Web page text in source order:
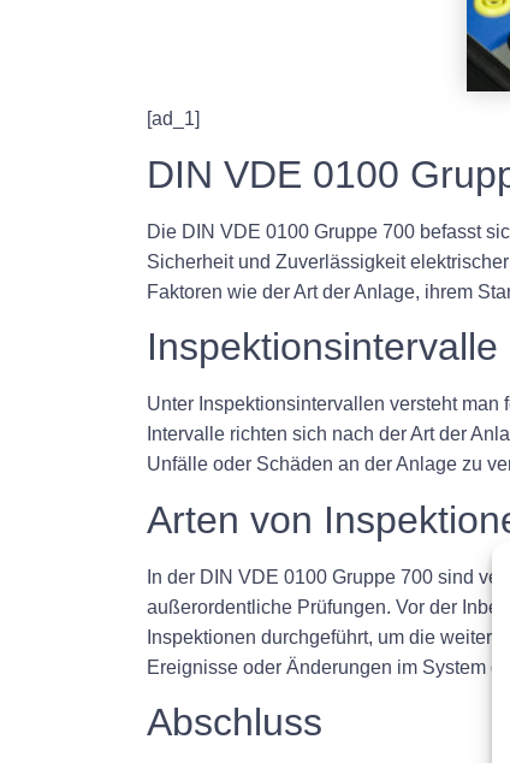
[ad_1]
DIN VDE 0100
Die DIN VDE 0100 Gruppe 700 befasst
Sicherheit und Zuverlässigkeit
Faktoren wie der Art der Anlage, ihrem
Inspektionsintervalle
Unter Inspektionsintervallen versteht
Intervalle richten sich nach der Art der
Unfälle oder Schäden an der Anlage zu
Arten von
In der DIN VDE 0100 Gruppe 700 sind
außerordentliche Prüfungen. Vor der
Inspektionen durchgeführt, um die
Ereignisse oder Änderungen im System
Abschluss